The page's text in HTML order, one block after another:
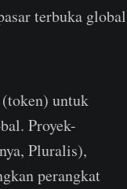
terbuka global
untuk
Proyek-
Pluralis),
perangkat